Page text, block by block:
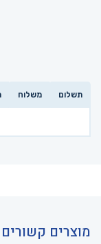
תשלום משלוח
מוצרים קשורים